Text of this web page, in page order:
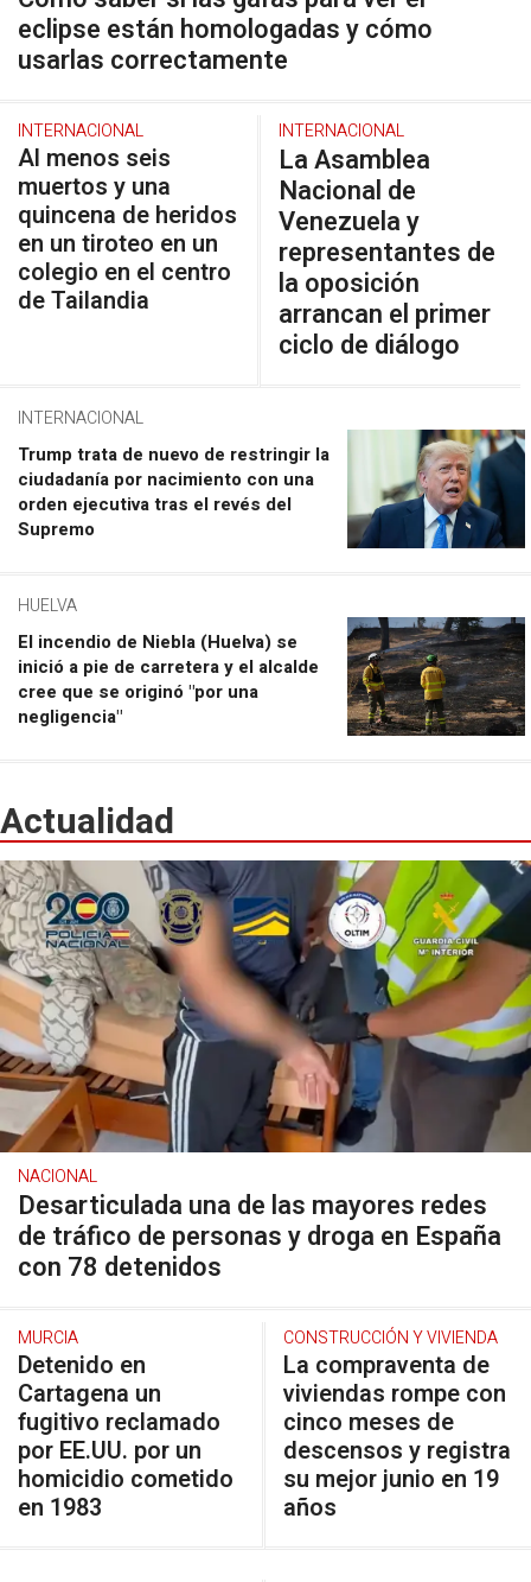
eclipse están homologadas y cómo
usarlas correctamente
INTERNACIONAL
Al menos seis
muertos y una
quincena de heridos
en un tiroteo en un
colegio en el centro
de Tailandia
INTERNACIONAL
La Asamblea
Nacional de
Venezuela y
representantes de
la oposición
arrancan el primer
ciclo de diálogo
INTERNACIONAL
Trump trata de nuevo de restringir la
ciudadanía por nacimiento con una
orden ejecutiva tras el revés del
Supremo
HUELVA
El incendio de Niebla (Huelva) se
inició a pie de carretera y el alcalde
cree que se originó "por una
negligencia"
Actualidad
NACIONAL
Desarticulada una de las mayores redes
de tráfico de personas y droga en España
con 78 detenidos
MURCIA
Detenido en
Cartagena un
fugitivo reclamado
por EE.UU. por un
homicidio cometido
en 1983
CONSTRUCCIÓN Y VIVIENDA
La compraventa de
viviendas rompe con
cinco meses de
descensos y registra
su mejor junio en 19
años